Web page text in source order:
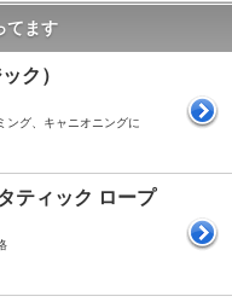
てます
ク）
ング、キャニオニングに
ティック ロープ